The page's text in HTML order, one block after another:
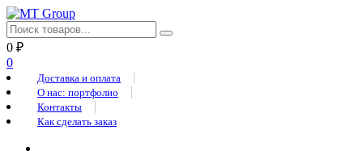
0 ₽
0
Доставка и оплата
О нас: портфолио
Контакты
Как сделать заказ